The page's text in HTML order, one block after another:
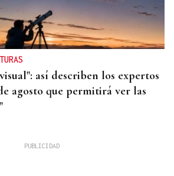
así describen los expertos
agosto que permitirá ver las